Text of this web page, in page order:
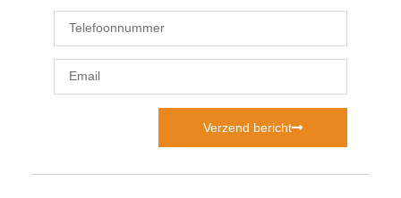
Verzend bericht